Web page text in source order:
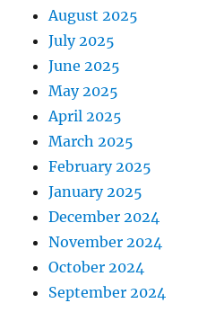
August 2025
July 2025
June 2025
May 2025
April 2025
March 2025
February 2025
January 2025
December 2024
November 2024
October 2024
September 2024